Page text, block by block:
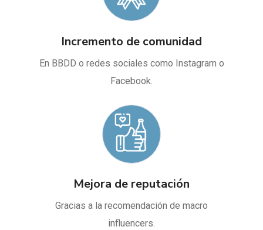
Incremento de comunidad
En BBDD o redes sociales como Instagram o
Facebook.
Mejora de reputación
Gracias a la recomendación de macro
influencers.